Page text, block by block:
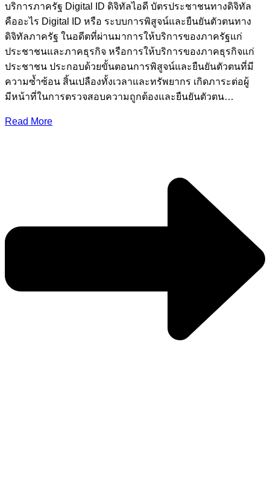
บริการภาครัฐ Digital ID ดิจิทัลไอดี บัตรประชาชนทางดิจิทัล
คืออะไร Digital ID หรือ ระบบการพิสูจน์และยืนยันตัวตนทาง
ดิจิทัลภาครัฐ ในอดีตที่ผ่านมาการให้บริการของภาครัฐแก่
ประชาชนและภาคธุรกิจ หรือการให้บริการของภาคธุรกิจแก่
ประชาชน ประกอบด้วยขั้นตอนการพิสูจน์และยืนยันตัวตนที่มี
ความซ้ำซ้อน สิ้นเปลืองทั้งเวลาและทรัพยากร เกิดภาระต่อผู้
มีหน้าที่ในการตรวจสอบความถูกต้องและยืนยันตัวตน…
Read More